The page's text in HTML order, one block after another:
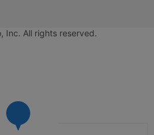
Inc. All rights reserved.